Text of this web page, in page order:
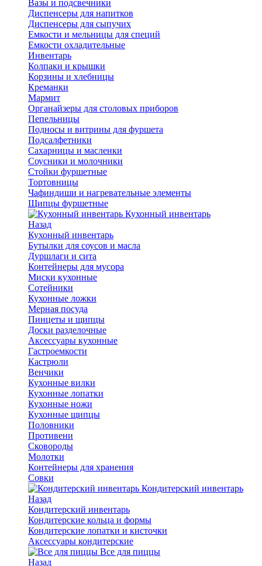
Вазы и подсвечники
Диспенсеры для напитков
Диспенсеры для сыпучих
Емкости и мельницы для специй
Емкости охладительные
Инвентарь
Колпаки и крышки
Корзины и хлебницы
Креманки
Мармит
Органайзеры для столовых приборов
Пепельницы
Подносы и витрины для фуршета
Подсалфетники
Сахарницы и масленки
Соусники и молочники
Стойки фуршетные
Тортовницы
Чафиндиши и нагревательные элементы
Щипцы фуршетные
Кухонный инвентарь
Назад
Кухонный инвентарь
Бутылки для соусов и масла
Дуршлаги и сита
Контейнеры для мусора
Миски кухонные
Сотейники
Кухонные ложки
Мерная посуда
Пинцеты и щипцы
Доски разделочные
Аксессуары кухонные
Гастроемкости
Кастрюли
Венчики
Кухонные вилки
Кухонные лопатки
Кухонные ножи
Кухонные щипцы
Половники
Противени
Сковороды
Молотки
Контейнеры для хранения
Совки
Кондитерский инвентарь
Назад
Кондитерский инвентарь
Кондитерские кольца и формы
Кондитерские лопатки и кисточки
Аксессуары кондитерские
Все для пиццы
Назад